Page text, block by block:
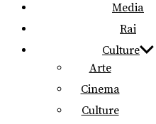
Media
Rai
Culture
Arte
Cinema
Culture